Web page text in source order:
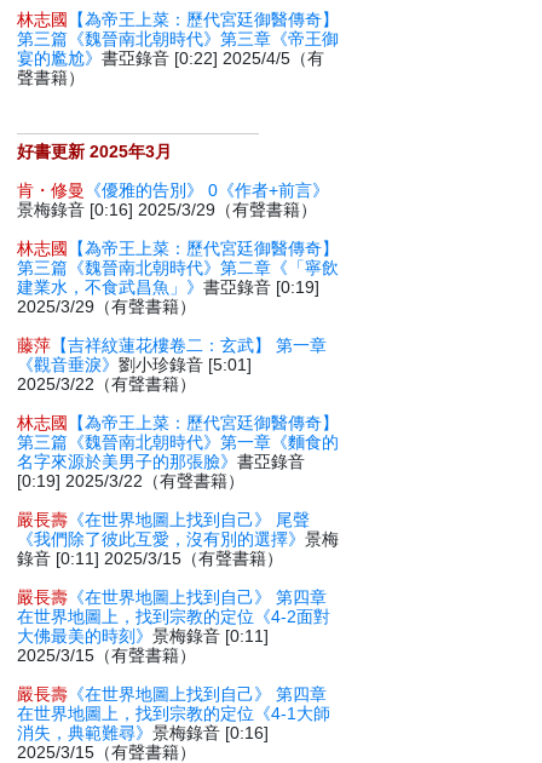
林志國
【為帝王上菜：歷代宮廷御醫傳奇】
第三篇《魏晉南北朝時代》第三章《帝王御
宴的尷尬》書亞錄音 [0:22] 2025/4/5（有
聲書籍）
好書更新 2025年3月
肯・修曼
《優雅的告別》 0《作者+前言》
景梅錄音 [0:16] 2025/3/29（有聲書籍）
林志國
【為帝王上菜：歷代宮廷御醫傳奇】
第三篇《魏晉南北朝時代》第二章《「寧飲
建業水，不食武昌魚」》書亞錄音 [0:19]
2025/3/29（有聲書籍）
藤萍 【吉祥紋蓮花樓卷二：玄武】 第一章
《觀音垂淚》劉小珍錄音 [5:01]
2025/3/22（有聲書籍）
林志國
【為帝王上菜：歷代宮廷御醫傳奇】
第三篇《魏晉南北朝時代》第一章《麵食的
名字來源於美男子的那張臉》書亞錄音
[0:19] 2025/3/22（有聲書籍）
嚴長壽 《在世界地圖上找到自己》 尾聲
《我們除了彼此互愛，沒有別的選擇》景梅
錄音 [0:11] 2025/3/15（有聲書籍）
嚴長壽 《在世界地圖上找到自己》 第四章
在世界地圖上，找到宗教的定位《4-2面對
大佛最美的時刻》景梅錄音 [0:11]
2025/3/15（有聲書籍）
嚴長壽 《在世界地圖上找到自己》 第四章
在世界地圖上，找到宗教的定位《4-1大師
消失，典範難尋》景梅錄音 [0:16]
2025/3/15（有聲書籍）